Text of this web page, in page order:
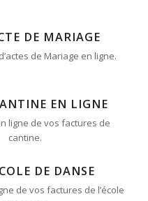
DE MARIAGE
de Mariage en ligne.
EN LIGNE
ligne de vos factures de
cantine.
DE DANSE
de vos factures de l’école